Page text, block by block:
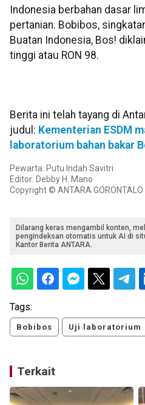
Indonesia berbahan dasar
pertanian. Bobibos,
Buatan Indonesia, Bos!
tinggi atau RON 98.
Berita ini telah tayang di
judul: Kementerian ESDM
laboratorium bahan bakar
Pewarta: Putu Indah Savitri
Editor: Debby H. Mano
Copyright © ANTARA GORONTALO
Dilarang keras mengambil konten,
pengindeksan otomatis untuk AI di
Kantor Berita ANTARA.
Tags:
Bobibos Uji laboratorium
Terkait